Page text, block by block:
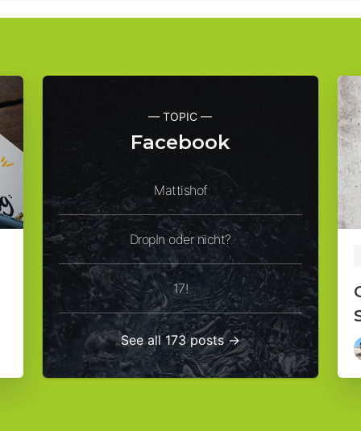
— TOPIC —
Facebook
Mattishof
DropIn oder nicht?
17!
See all 173 posts →